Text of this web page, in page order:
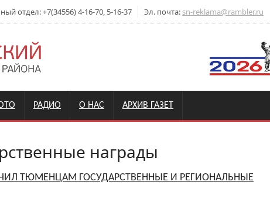
отдел: +7(34556) 4-16-70, 5-16-37 Эл. почта: sn-reklama@rambler.ru
РАДИО О НАС АРХИВ ГАЗЕТ
награды
ТЮМЕНЦАМ ГОСУДАРСТВЕННЫЕ И РЕГИОНАЛЬНЫЕ